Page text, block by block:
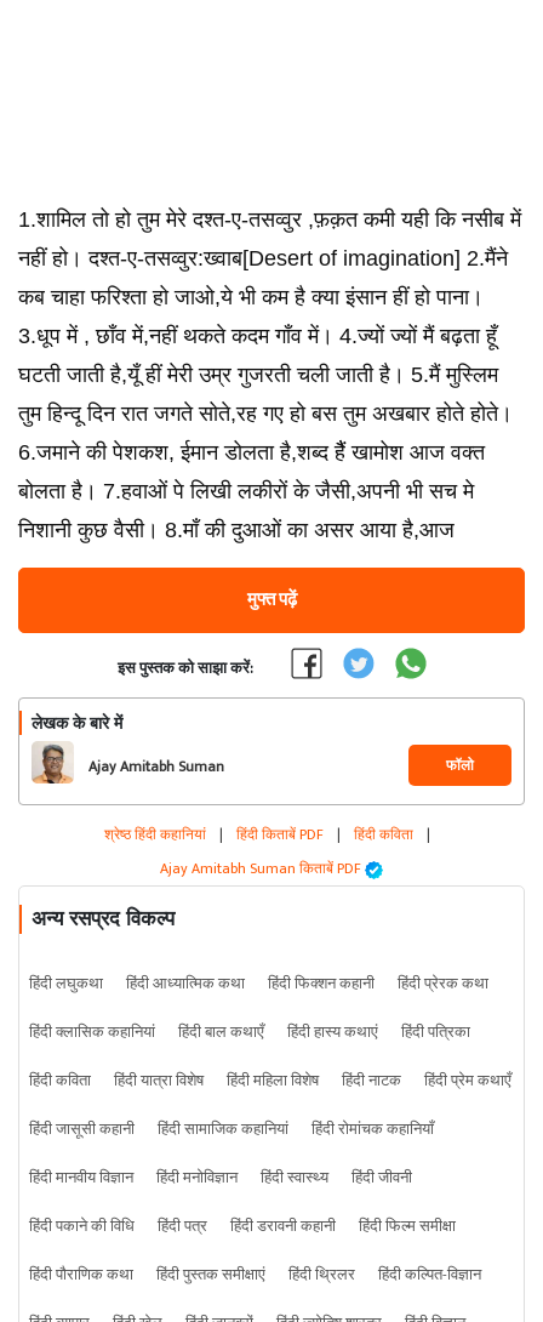
1.शामिल तो हो तुम मेरे दश्त-ए-तसव्वुर ,फ़क़त कमी यही कि नसीब में
नहीं हो। दश्त-ए-तसव्वुर:ख्वाब[Desert of imagination] 2.मैंने
कब चाहा फरिश्ता हो जाओ,ये भी कम है क्या इंसान हीं हो पाना।
3.धूप में , छाँव में,नहीं थकते कदम गाँव में। 4.ज्यों ज्यों मैं बढ़ता हूँ
घटती जाती है,यूँ हीं मेरी उम्र गुजरती चली जाती है। 5.मैं मुस्लिम
तुम हिन्दू दिन रात जगते सोते,रह गए हो बस तुम अखबार होते होते।
6.जमाने की पेशकश, ईमान डोलता है,शब्द हैैं खामोश आज वक्त
बोलता है। 7.हवाओं पे लिखी लकीरों के जैसी,अपनी भी सच मे
निशानी कुछ वैसी। 8.माँ की दुआओं का असर आया है,आज
मुफ्त पढ़ें
इस पुस्तक को साझा करें:
लेखक के बारे में
Ajay Amitabh Suman फॉलो
श्रेष्ठ हिंदी कहानियां | हिंदी किताबें PDF | हिंदी कविता |
Ajay Amitabh Suman किताबें PDF
अन्य रसप्रद विकल्प
हिंदी लघुकथा हिंदी आध्यात्मिक कथा हिंदी फिक्शन कहानी
हिंदी प्रेरक कथा
हिंदी क्लासिक कहानियां
हिंदी बाल कथाएँ हिंदी हास्य कथाएं
हिंदी पत्रिका
हिंदी कविता
हिंदी यात्रा विशेष हिंदी महिला विशेष हिंदी नाटक
हिंदी प्रेम कथाएँ
हिंदी जासूसी कहानी
हिंदी सामाजिक कहानियां
हिंदी रोमांचक कहानियाँ
हिंदी मानवीय विज्ञान
हिंदी मनोविज्ञान हिंदी स्वास्थ्य
हिंदी जीवनी
हिंदी पकाने की विधि
हिंदी पत्र हिंदी डरावनी कहानी
हिंदी फिल्म समीक्षा
हिंदी पौराणिक कथा
हिंदी पुस्तक समीक्षाएं हिंदी थ्रिलर
हिंदी कल्पित-विज्ञान